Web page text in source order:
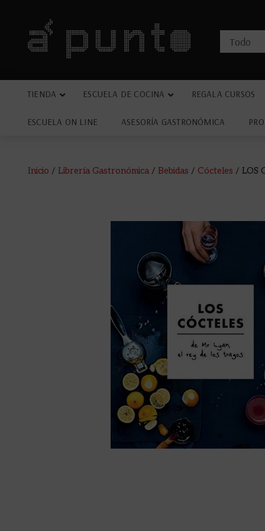
TIENDA ESCUELA DE COCINA REGALA CURSOS
ESCUELA ON LINE ASESORÍA GASTRONÓMICA
Inicio / Librería Gastronómica / Bebidas / Cócteles / LOS